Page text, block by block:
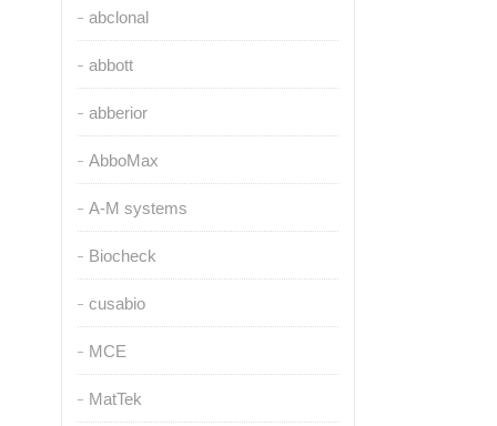
abclonal
abbott
abberior
AbboMax
A-M systems
Biocheck
cusabio
MCE
MatTek